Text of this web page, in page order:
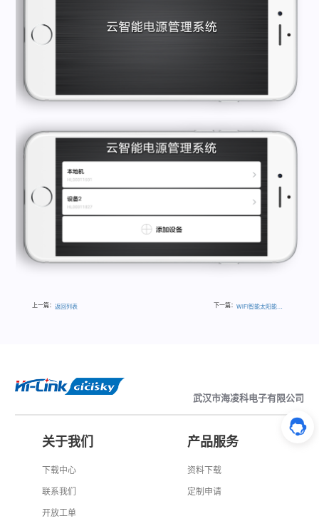
上一篇： 返回列表 下一篇： WiFi智能太阳能电板2
武汉市海凌科电子有限公司
关于我们
下载中心
联系我们
开放工单
产品服务
资料下载
定制申请